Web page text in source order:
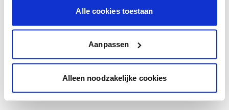
Alle cookies toestaan
Aanpassen
Alleen noodzakelijke cookies
en couleur.
l'éclairage et de votre mobilier.
Obtenez un contrôle technologique de vos